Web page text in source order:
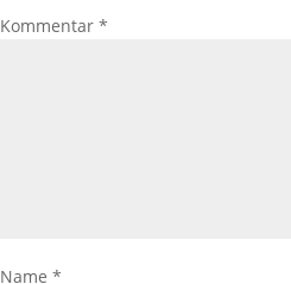
Kommentar *
Name *